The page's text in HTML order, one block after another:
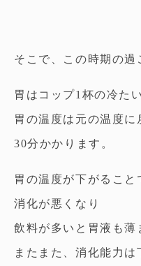
そこで、この時期の過
胃はコップ1杯の冷た
胃の温度は元の温度に
30分かかります。
胃の温度が下がること
消化が悪くなり
飲料が多いと胃液も薄
またまた、消化能力は